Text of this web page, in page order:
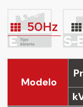
50Hz
Modelo